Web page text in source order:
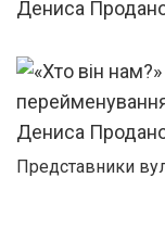
Представники